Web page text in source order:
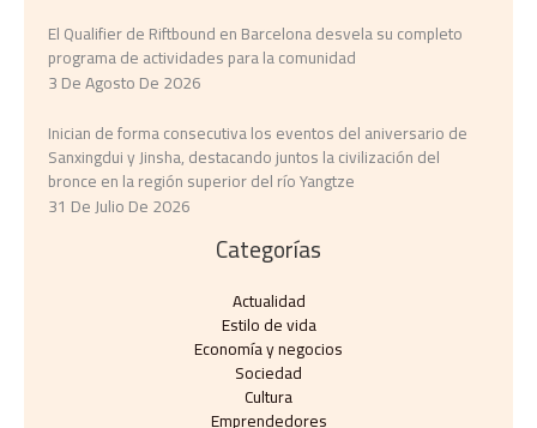
El Qualifier de Riftbound en Barcelona desvela su completo
programa de actividades para la comunidad
3 De Agosto De 2026
Inician de forma consecutiva los eventos del aniversario de
Sanxingdui y Jinsha, destacando juntos la civilización del
bronce en la región superior del río Yangtze
31 De Julio De 2026
Categorías
Actualidad
Estilo de vida
Economía y negocios​
Sociedad
Cultura
Emprendedores